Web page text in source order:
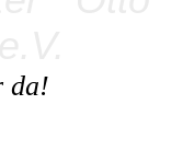
da!